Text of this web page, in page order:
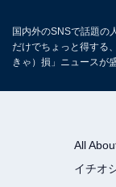
国内外のSNSで話題の
だけでちょっと得する
きゃ）損」ニュースが
All
イチオ